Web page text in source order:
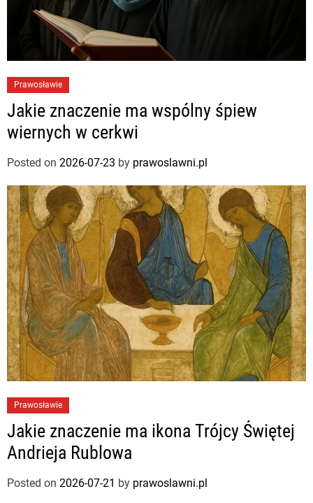
Prawosławie
Jakie znaczenie ma wspólny śpiew
wiernych w cerkwi
Posted on 2026-07-23 by prawoslawni.pl
Prawosławie
Jakie znaczenie ma ikona Trójcy Świętej
Andrieja Rublowa
Posted on 2026-07-21 by prawoslawni.pl